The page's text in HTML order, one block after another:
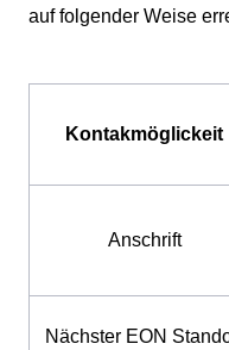
auf folgender Weise
Kontakmöglickeit
Anschrift
Nächster EON